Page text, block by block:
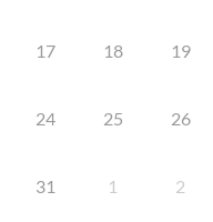
17 18 19
24 25 26
31 1 2